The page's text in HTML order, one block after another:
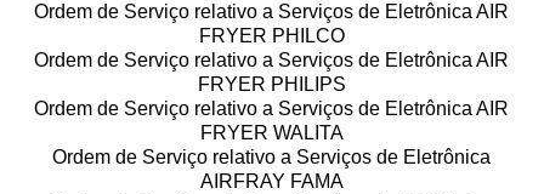
Ordem de Serviço relativo a Serviços de Eletrônica AIR
FRYER PHILCO
Ordem de Serviço relativo a Serviços de Eletrônica AIR
FRYER PHILIPS
Ordem de Serviço relativo a Serviços de Eletrônica AIR
FRYER WALITA
Ordem de Serviço relativo a Serviços de Eletrônica
AIRFRAY FAMA